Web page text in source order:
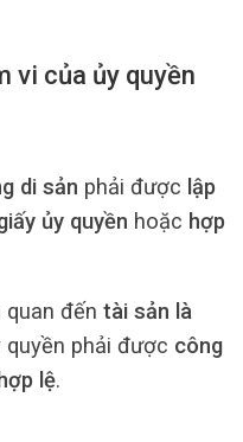
vi của ủy quyền
di sản phải được lập
ủy quyền hoặc hợp
quan đến tài sản là
quyền phải được công
lệ.